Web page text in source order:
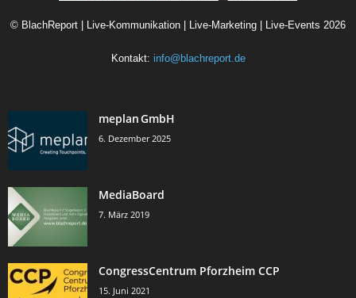
© BlachReport | Live-Kommunikation | Live-Marketing | Live-Events 2026
Kontakt: info@blachreport.de
meplan GmbH
6. Dezember 2025
MediaBoard
7. März 2019
CongressCentrum Pforzheim CCP
15. Juni 2021